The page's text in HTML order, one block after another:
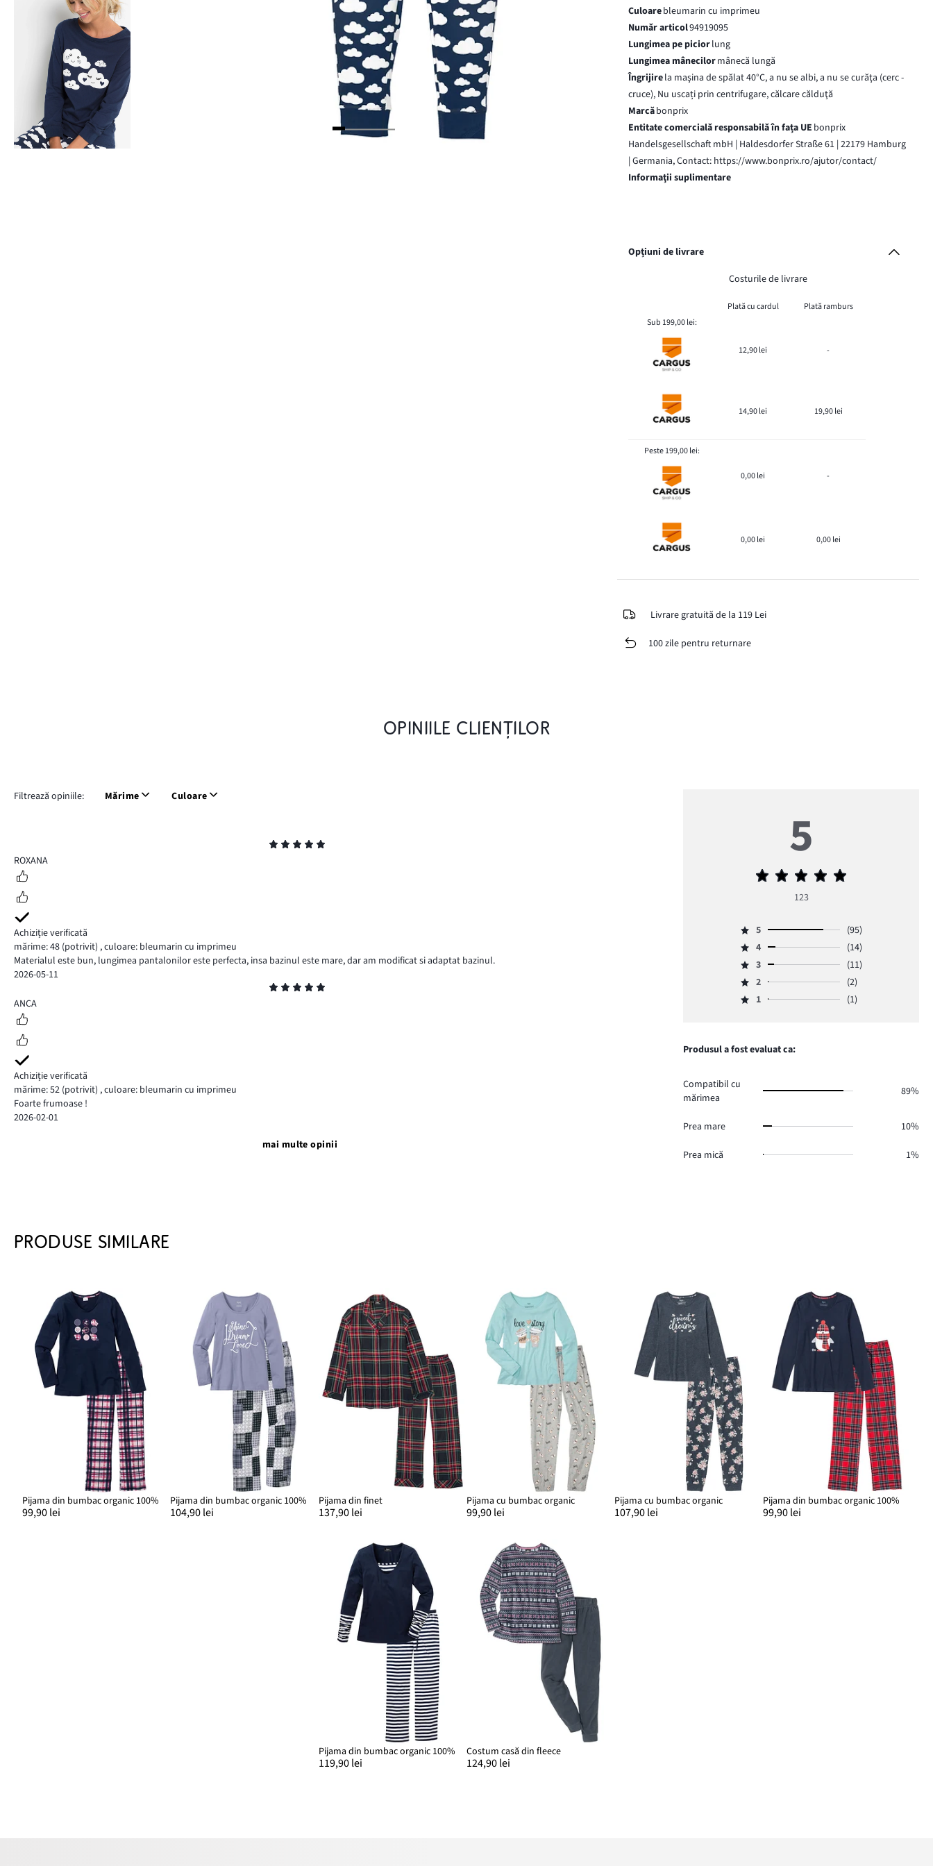
Culoarebleumarin cu imprimeu
Număr articol94919095
Lungimea pe piciorlung
Lungimea mânecilormânecă lungă
Îngrijirela maşina de spălat 40°C, a nu se albi, a nu se curăţa (cerc -
cruce), Nu uscați prin centrifugare, călcare călduţă
Marcăbonprix
Entitate comercială responsabilă în fața UE bonprix
Handelsgesellschaft mbH | Haldesdorfer Straße 61 | 22179 Hamburg
| Germania, Contact: https://www.bonprix.ro/ajutor/contact/
Informaţii suplimentare
Opțiuni de livrare
Costurile de livrare
Plată cu cardul
Plată ramburs
Sub 199,00 lei:
12,90 lei -
14,90 lei 19,90 lei
Peste 199,00 lei:
0,00 lei -
0,00 lei 0,00 lei
Livrare gratuită de la 119 Lei
100 zile pentru returnare
OPINIILE CLIENȚILOR
Filtrează opiniile: Mărime Culoare
5
ROXANA
Achiziție verificată
mărime: 48 (potrivit) ,culoare: bleumarin cu imprimeu
Materialul este bun, lungimea pantalonilor este perfecta, insa bazinul este mare, dar am modificat si adaptat bazinul.
2026-05-11
5
ANCA
Achiziție verificată
mărime: 52 (potrivit) ,culoare: bleumarin cu imprimeu
Foarte frumoase !
2026-02-01
mai multe opinii
5
Evaluarea
5
123
Evaluare
5,
numărul
de
95.
5
(95)
Evaluare
4,
numărul
de
4
(14)
Evaluare
3,
numărul
3
(11)
Evaluare
2,
voturi
2.
2
(2)
Evaluare
de
1 (1)
Produsul a fost evaluat ca:
Compatibil cu
mărimea
89%
Prea mare 10%
Prea mică 1%
PRODUSE SIMILARE
Pijama din bumbac organic 100%
99,90 lei
Pijama din bumbac organic 100%
104,90 lei
Pijama din finet
137,90 lei
Pijama cu bumbac organic
99,90 lei
Pijama cu bumbac organic
107,90 lei
Pijama din bumbac organic 100%
99,90 lei
Pijama din bumbac organic 100%
119,90 lei
Costum casă din fleece
124,90 lei